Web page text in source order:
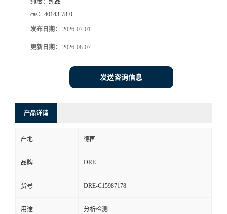
纯度： 纯品
cas： 40143-78-0
发布日期： 2026-07-01
更新日期： 2026-08-07
发送咨询信息
产品详请
产地 德国
品牌 DRE
货号 DRE-C15987178
用途 分析检测